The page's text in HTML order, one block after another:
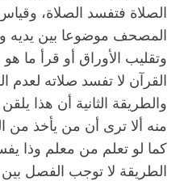
الصلاة فتفسد الصلاة،
المصحف موضوعا بين يديه
وتقليب الأوراق أو قرأ ما
القرآن لا تفسد صلاته لعدم
والطريقة الثانية أن هذا
منه ألا ترى أن من يأخذ
كما لو تعلم من معلم وذا
الطريقة لا توجب الفصل